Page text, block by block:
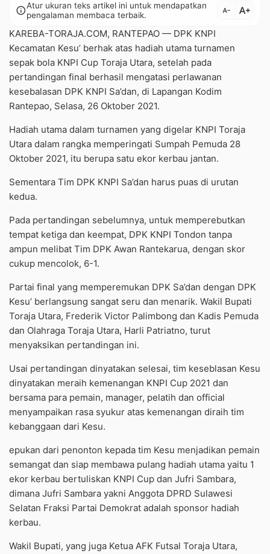
infoAtur ukuran teks artikel ini untuk mendapatkan
pengalaman membaca terbaik.
text_decrease text_increase
KAREBA-TORAJA.COM, RANTEPAO — DPK KNPI
Kecamatan Kesu’ berhak atas hadiah utama turnamen
sepak bola KNPI Cup Toraja Utara, setelah pada
pertandingan final berhasil mengatasi perlawanan
kesebalasan DPK KNPI Sa’dan, di Lapangan Kodim
Rantepao, Selasa, 26 Oktober 2021.
Hadiah utama dalam turnamen yang digelar KNPI Toraja
Utara dalam rangka memperingati Sumpah Pemuda 28
Oktober 2021, itu berupa satu ekor kerbau jantan.
Sementara Tim DPK KNPI Sa’dan harus puas di urutan
kedua.
Pada pertandingan sebelumnya, untuk memperebutkan
tempat ketiga dan keempat, DPK KNPI Tondon tanpa
ampun melibat Tim DPK Awan Rantekarua, dengan skor
cukup mencolok, 6-1.
Partai final yang memperemukan DPK Sa’dan dengan DPK
Kesu’ berlangsung sangat seru dan menarik. Wakil Bupati
Toraja Utara, Frederik Victor Palimbong dan Kadis Pemuda
dan Olahraga Toraja Utara, Harli Patriatno, turut
menyaksikan pertandingan ini.
Usai pertandingan dinyatakan selesai, tim keseblasan Kesu
dinyatakan meraih kemenangan KNPI Cup 2021 dan
bersama para pemain, manager, pelatih dan official
menyampaikan rasa syukur atas kemenangan diraih tim
kebanggaan dari Kesu.
epukan dari penonton kepada tim Kesu menjadikan pemain
semangat dan siap membawa pulang hadiah utama yaitu 1
ekor kerbau bertuliskan KNPI Cup dan Jufri Sambara,
dimana Jufri Sambara yakni Anggota DPRD Sulawesi
Selatan Fraksi Partai Demokrat adalah sponsor hadiah
kerbau.
Wakil Bupati, yang juga Ketua AFK Futsal Toraja Utara,